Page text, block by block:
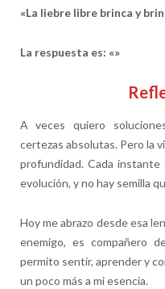
«La liebre libre brinca y
La respuesta es: «»
A veces quiero
certezas absolutas. Pero la
profundidad. Cada
evolución, y no hay semilla
Hoy me abrazo desde esa
enemigo, es compañero
permito sentir, aprender y
un poco más a mi esencia.